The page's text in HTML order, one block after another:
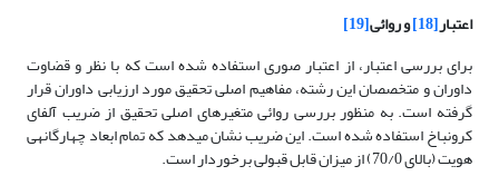
اعتبار[18] و روائی[19]
برای بررسی اعتبار، از اعتبار صوری استفاده شده است که با نظر و قضاوت
داوران و متخصصان این رشته، مفاهیم اصلی تحقیق مورد ارزیابی داوران قرار
گرفته است. به منظور بررسی روائی متغیرهای اصلی تحقیق از ضریب آلفای
کرونباخ استفاده شده است. این ضریب نشان می­دهد که تمام ابعاد چهارگانه­ی
هویت (بالای 70/0) از میزان قابل قبولی برخوردار است.